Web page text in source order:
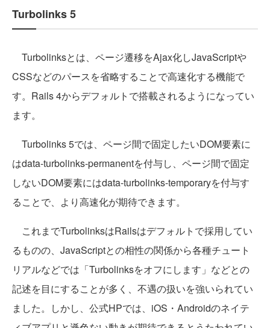
Turbolinks 5
Turbolinksとは、ページ遷移をAjax化しJavaScriptや
CSSなどのパースを省略することで高速化する機能で
す。Rails 4からデフォルトで搭載されるようになってい
ます。
Turbolinks 5では、ページ間で固定したいDOM要素に
はdata-turbolinks-permanentを付与し、ページ間で固定
しないDOM要素にはdata-turbolinks-temporaryを付与す
ることで、より高速化が期待できます。
これまでTurbolinksはRailsはデフォルトで採用してい
るものの、JavaScriptとの相性の関係から各種チュート
リアルなどでは「Turbolinksをオフにします」などとの
記述を目にすることが多く、不遇の扱いを強いられてい
ました。しかし、公式HPでは、iOS・Androidのネイテ